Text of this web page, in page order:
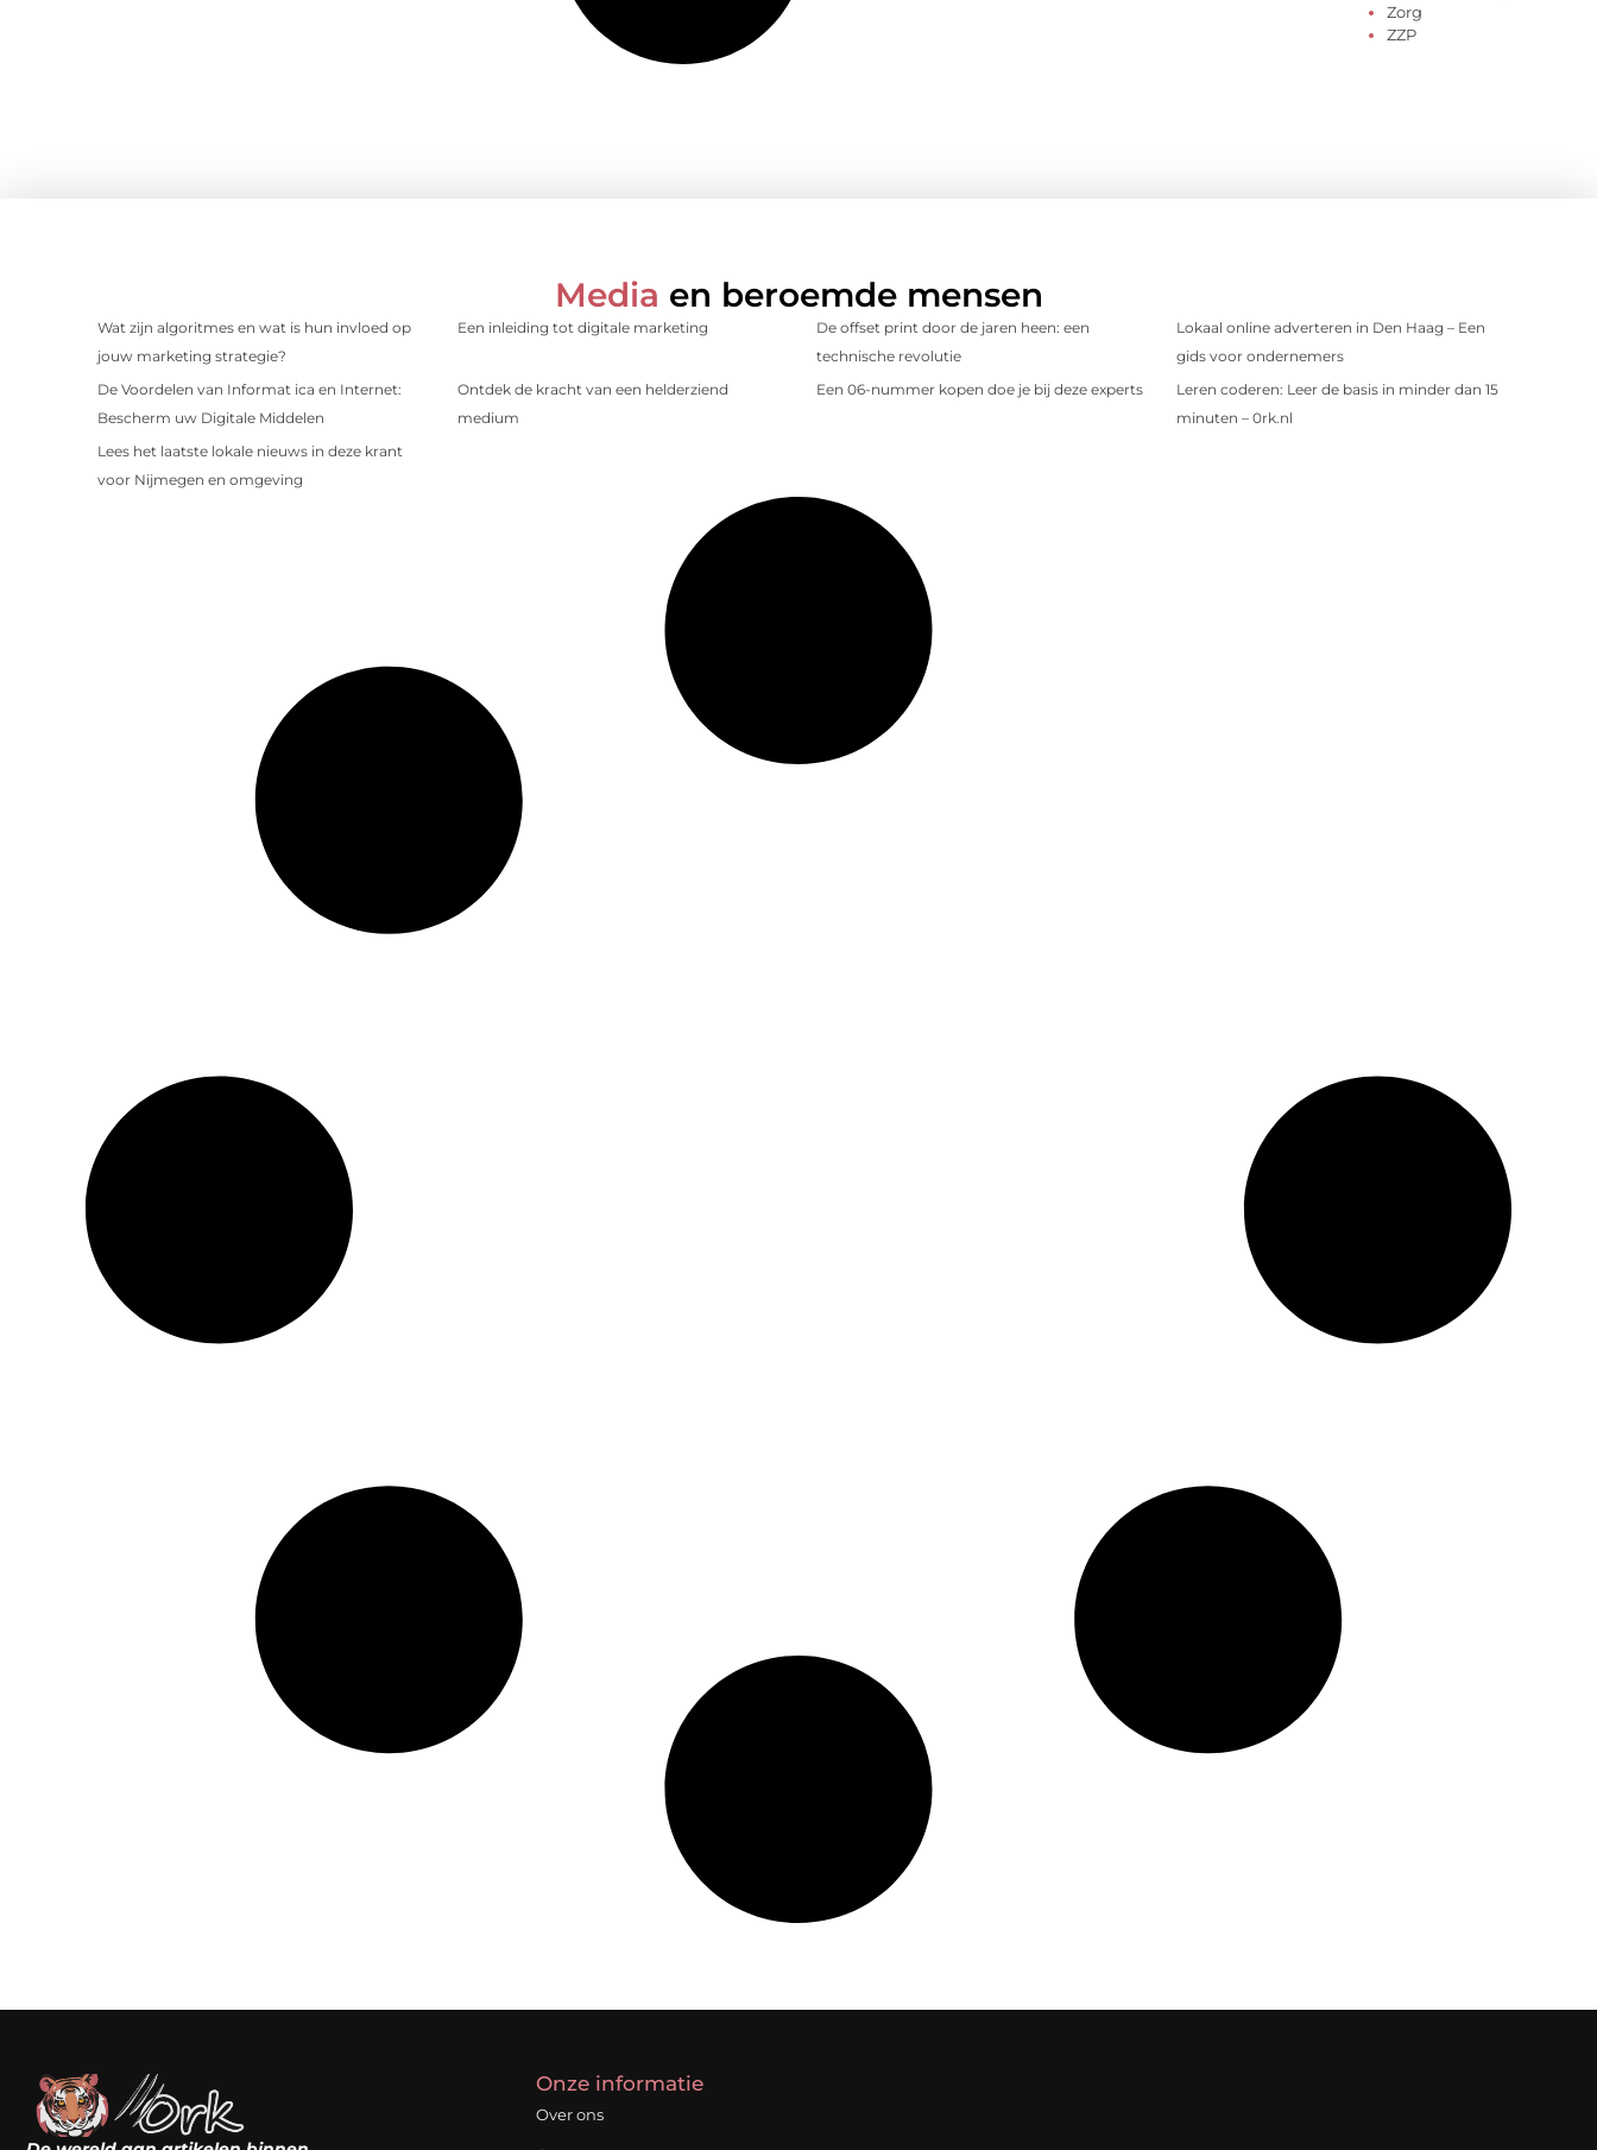
Zorg
ZZP
Media en beroemde mensen
Wat zijn algoritmes en wat is hun invloed op
jouw marketing strategie?
Een inleiding tot digitale marketing
De offset print door de jaren heen: een
technische revolutie
Lokaal online adverteren in Den Haag – Een
gids voor ondernemers
De Voordelen van Informat ica en Internet:
Bescherm uw Digitale Middelen
Ontdek de kracht van een helderziend
medium
Een 06-nummer kopen doe je bij deze experts
Leren coderen: Leer de basis in minder dan 15
minuten – 0rk.nl
Lees het laatste lokale nieuws in deze krant
voor Nijmegen en omgeving
Onze informatie
Over ons